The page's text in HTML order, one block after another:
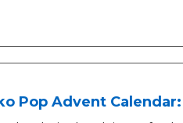
Pop Advent